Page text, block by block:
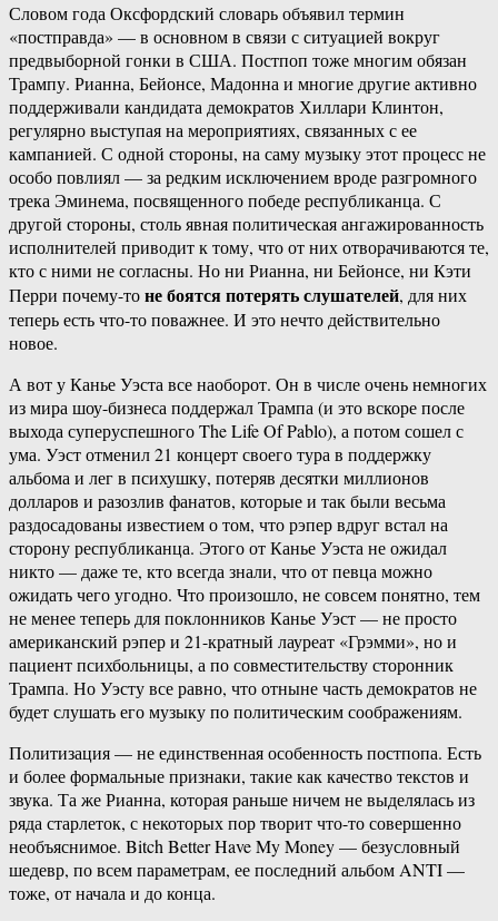
Словом года Оксфордский словарь объявил термин
«постправда» — в основном в связи с ситуацией вокруг
предвыборной гонки в США. Постпоп тоже многим обязан
Трампу. Рианна, Бейонсе, Мадонна и многие другие активно
поддерживали кандидата демократов Хиллари Клинтон,
регулярно выступая на мероприятиях, связанных с ее
кампанией. С одной стороны, на саму музыку этот процесс не
особо повлиял — за редким исключением вроде разгромного
трека Эминема, посвященного победе республиканца. С
другой стороны, столь явная политическая ангажированность
исполнителей приводит к тому, что от них отворачиваются те,
кто с ними не согласны. Но ни Рианна, ни Бейонсе, ни Кэти
Перри почему-тоне боятся потерять слушателей, для них
теперь есть что-то поважнее. И это нечто действительно
новое.
А вот у Канье Уэста все наоборот. Он в числе очень немногих
из мира шоу-бизнеса поддержал Трампа (и это вскоре после
выхода суперуспешного The Life Of Pablo), а потом сошел с
ума. Уэст отменил 21 концерт своего тура в поддержку
альбома и лег в психушку, потеряв десятки миллионов
долларов и разозлив фанатов, которые и так были весьма
раздосадованы известием о том, что рэпер вдруг встал на
сторону республиканца. Этого от Канье Уэста не ожидал
никто — даже те, кто всегда знали, что от певца можно
ожидать чего угодно. Что произошло, не совсем понятно, тем
не менее теперь для поклонников Канье Уэст — не просто
американский рэпер и 21-кратный лауреат «Грэмми», но и
пациент психбольницы, а по совместительству сторонник
Трампа. Но Уэсту все равно, что отныне часть демократов не
будет слушать его музыку по политическим соображениям.
Политизация — не единственная особенность постпопа. Есть
и более формальные признаки, такие как качество текстов и
звука. Та же Рианна, которая раньше ничем не выделялась из
ряда старлеток, с некоторых пор творит что-то совершенно
необъяснимое. Bitch Better Have My Money — безусловный
шедевр, по всем параметрам, ее последний альбом ANTI —
тоже, от начала и до конца.